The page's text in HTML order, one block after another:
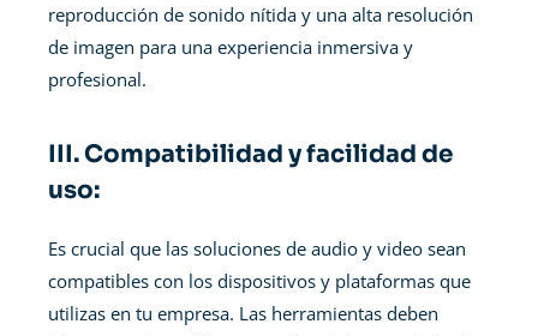
reproducción de sonido nítida y una alta resolución
de imagen para una experiencia inmersiva y
profesional.
III. Compatibilidad y facilidad de
uso:
Es crucial que las soluciones de audio y video sean
compatibles con los dispositivos y plataformas que
utilizas en tu empresa. Las herramientas deben